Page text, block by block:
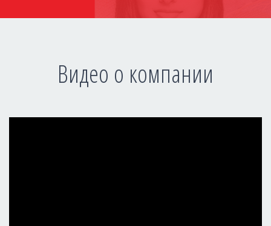
Видео о компании